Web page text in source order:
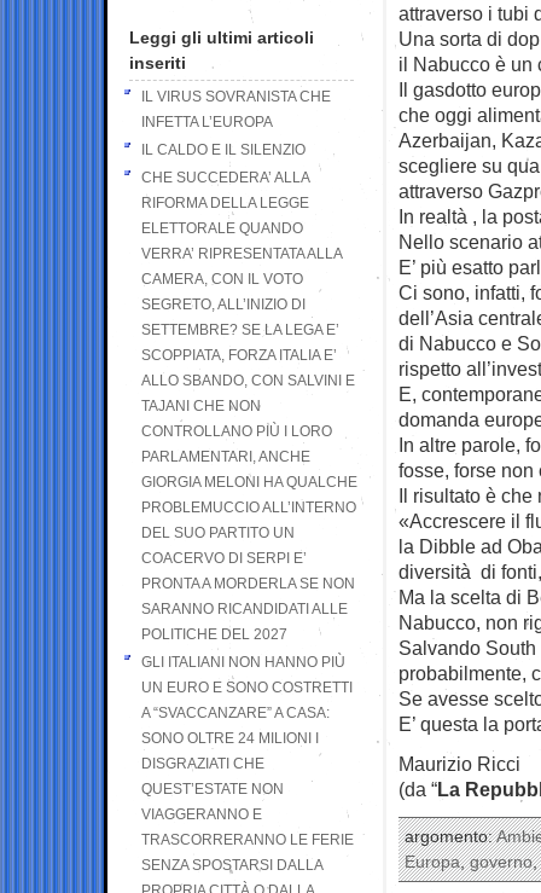
attraverso i tubi
Una sorta di
il Nabucco è un
Il gasdotto
che oggi
Azerbaijan,
scegliere su
attraverso
In realtà , la
Nello scenario
E’ più esatto
Ci sono, infatti,
dell’Asia
di Nabucco e
rispetto
E,
domanda
In altre parole,
fosse, forse non
Il risultato è che
«Accrescere il
la Dibble ad
diversità di
Ma la scelta di
Nabucco, non
Salvando
probabilmente,
Se avesse
E’ questa la
Maurizio Ricci
(da “La
argomento:
Europa,governo,
Leggi gli ultimi articoli
inseriti
IL VIRUS SOVRANISTA CHE
INFETTA L’EUROPA
IL CALDO E IL SILENZIO
CHE SUCCEDERA’ ALLA
RIFORMA DELLA LEGGE
ELETTORALE QUANDO
VERRA’ RIPRESENTATA ALLA
CAMERA, CON IL VOTO
SEGRETO, ALL’INIZIO DI
SETTEMBRE? SE LA LEGA E’
SCOPPIATA, FORZA ITALIA E’
ALLO SBANDO, CON SALVINI E
TAJANI CHE NON
CONTROLLANO PIÙ I LORO
PARLAMENTARI, ANCHE
GIORGIA MELONI HA QUALCHE
PROBLEMUCCIO ALL’INTERNO
DEL SUO PARTITO UN
COACERVO DI SERPI E’
PRONTA A MORDERLA SE NON
SARANNO RICANDIDATI ALLE
POLITICHE DEL 2027
GLI ITALIANI NON HANNO PIÙ
UN EURO E SONO COSTRETTI
A “SVACCANZARE” A CASA:
SONO OLTRE 24 MILIONI I
DISGRAZIATI CHE
QUEST’ESTATE NON
VIAGGERANNO E
TRASCORRERANNO LE FERIE
SENZA SPOSTARSI DALLA